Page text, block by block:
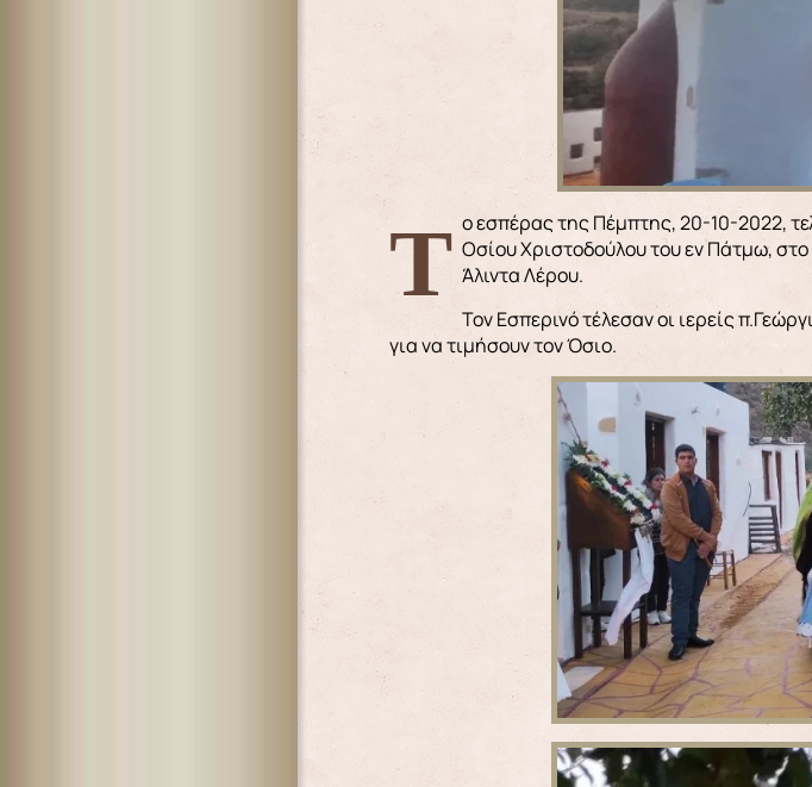
Το εσπέρας της Πέμπτης, 20-10-2022, τελέστηκε Μέγας Πανηγυρικός Εσπερινός μετ’ αρτοκλασίας, προς τιμήν του Οσίου Χριστοδούλου του εν Πάτμω,
Άλιντα Λέρου.
Τον Εσπερινό τέλεσαν οι ιερείς
για να τιμήσουν τον Όσιο.